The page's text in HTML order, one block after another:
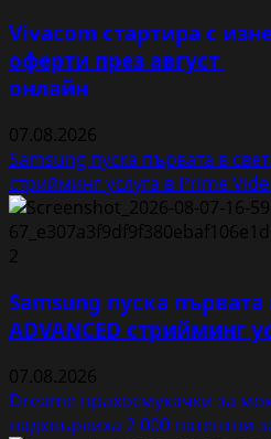
Vivacom стартира с
оферти през август
онлайн
07.08.2026
Samsung пуска първата в
стрийминг услуга в Prime
2
Samsung пуска първата
ADVANCED стрийминг
07.08.2026
Dreame прахосмукачки за
надхвърлиха 2 000 патентни